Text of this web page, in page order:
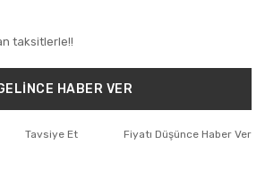
taksitlerle!!
HABER VER
Tavsiye Et Fiyatı Düşünce Haber Ver